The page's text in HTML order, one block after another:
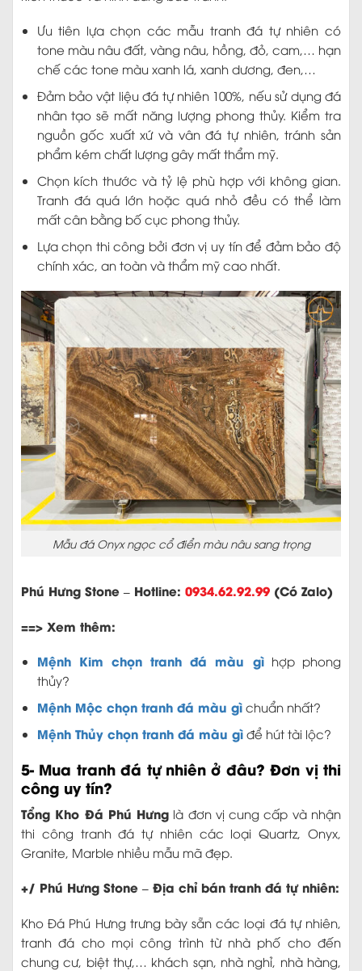
Ưu tiên lựa chọn các mẫu tranh đá tự nhiên có
tone màu nâu đất, vàng nâu, hồng, đỏ, cam,… hạn
chế các tone màu xanh lá, xanh dương, đen,…
Đảm bảo vật liệu đá tự nhiên 100%, nếu sử dụng đá
nhân tạo sẽ mất năng lượng phong thủy. Kiểm tra
nguồn gốc xuất xứ và vân đá tự nhiên, tránh sản
phẩm kém chất lượng gây mất thẩm mỹ.
Chọn kích thước và tỷ lệ phù hợp với không gian.
Tranh đá quá lớn hoặc quá nhỏ đều có thể làm
mất cân bằng bố cục phong thủy.
Lựa chọn thi công bởi đơn vị uy tín để đảm bảo độ
chính xác, an toàn và thẩm mỹ cao nhất.
Mẫu đá Onyx ngọc cổ điển màu nâu sang trọng
Phú Hưng Stone – Hotline: 0934.62.92.99 (Có Zalo)
==> Xem thêm:
Mệnh Kim chọn tranh đá màu gìhợp phong
thủy?
Mệnh Mộc chọn tranh đá màu gìchuẩn nhất?
Mệnh Thủy chọn tranh đá màu gìđể hút tài lộc?
5- Mua tranh đá tự nhiên ở đâu? Đơn vị thi
công uy tín?
Tổng Kho Đá Phú Hưng là đơn vị cung cấp và nhận
thi công tranh đá tự nhiên các loại Quartz, Onyx,
Granite, Marble nhiều mẫu mã đẹp.
+/ Phú Hưng Stone – Địa chỉ bán tranh đá tự nhiên:
Kho Đá Phú Hưng trưng bày sẵn các loại đá tự nhiên,
tranh đá cho mọi công trình từ nhà phố cho đến
chung cư, biệt thự,… khách sạn, nhà nghỉ, nhà hàng,